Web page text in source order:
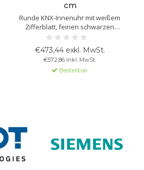
cm
Runde KNX-Innenuhr mit weißem
Zifferblatt, feinen schwarzen
Strichzahlen, Plexiglas, rotem
Sekundenzeiger und robustem
Kunststoffgehäuse. Ø 400 mm.
€473,44 exkl. MwSt.
€572,86 Inkl. MwSt.
Bestellbar